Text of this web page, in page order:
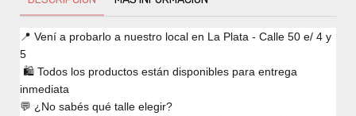
📍 Vení a probarlo a nuestro local en La Plata - Calle 50 e/ 4 y
5
🛍️ Todos los productos están disponibles para entrega
inmediata
💬 ¿No sabés qué talle elegir?